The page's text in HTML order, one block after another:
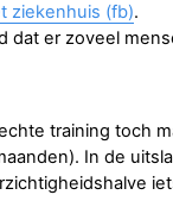
ziekenhuis (fb).
dat er zoveel
training toch
In de